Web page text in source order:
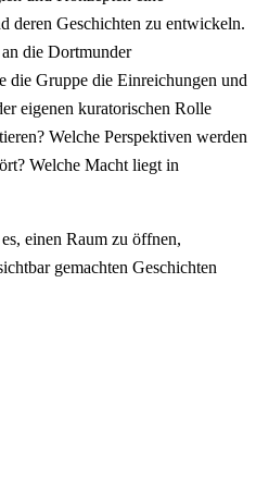
deren Geschichten zu entwickeln.
die Dortmunder
die Gruppe die Einreichungen und
eigenen kuratorischen Rolle
Welche Perspektiven werden
Welche Macht liegt in
einen Raum zu öffnen,
gemachten Geschichten